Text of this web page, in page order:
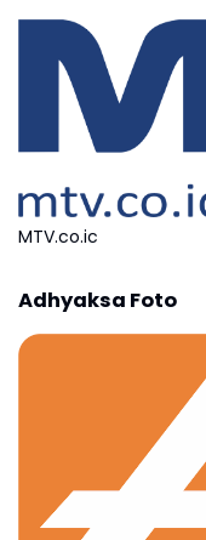
MTV.co.ic
Adhyaksa Foto